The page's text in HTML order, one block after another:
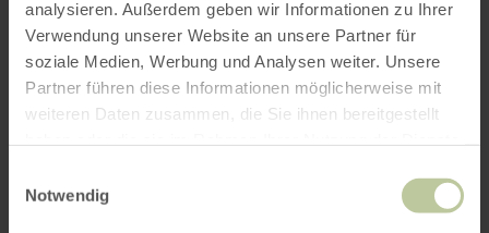
analysieren. Außerdem geben wir Informationen zu Ihrer
Verwendung unserer Website an unsere Partner für
soziale Medien, Werbung und Analysen weiter. Unsere
Partner führen diese Informationen möglicherweise mit
weiteren Daten zusammen, die Sie ihnen bereitgestellt
Notwendig